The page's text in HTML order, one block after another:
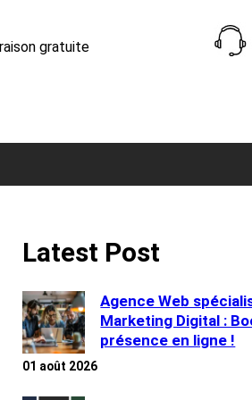
gratuite
Latest Post
Agence Web
Marketing Digital :
présence en ligne !
01 août 2026